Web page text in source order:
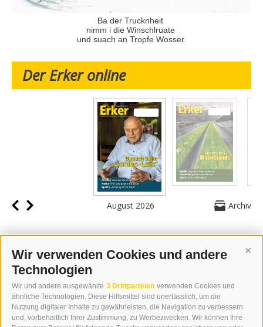
Wir verwenden Cookies und andere
Technologien
Wir und andere ausgewählte 3 Drittparteien verwenden Cookies und
ähnliche Technologien. Diese Hilfsmittel sind unerlässlich, um die
Nutzung digitaler Inhalte zu gewährleisten, die Navigation zu verbessern
und, vorbehaltlich Ihrer Zustimmung, zu Werbezwecken. Wir können Ihre
Ba der Trucknheit
nimm i die Winschlruate
und suach an Tropfe Wosser.
Der Erker online
August 2026 Archiv
KONTAKT
WIPP-MEDIA GMBH
DER ERKER
NEUSTADT 20A